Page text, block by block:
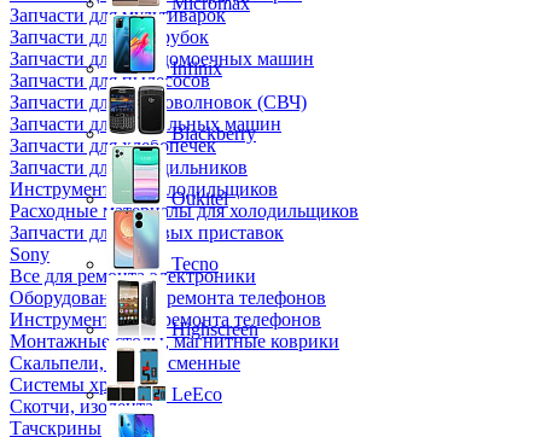
Запчасти для мультиварок
Запчасти для мясорубок
Запчасти для посудомоечных машин
Запчасти для пылесосов
Запчасти для микроволновок (СВЧ)
Запчасти для стиральных машин
Запчасти для хлебопечек
Запчасти для холодильников
Инструмент для холодильщиков
Расходные материалы для холодильщиков
Запчасти для игровых приставок
Sony
Все для ремонта электроники
Оборудование для ремонта телефонов
Инструменты для ремонта телефонов
Монтажные столы, магнитные коврики
Скальпели, лезвия сменные
Системы хранения
Скотчи, изолента
Тачскрины
Infinix
Blackberry
Oukitel
Tecno
Highscreen
LeEco